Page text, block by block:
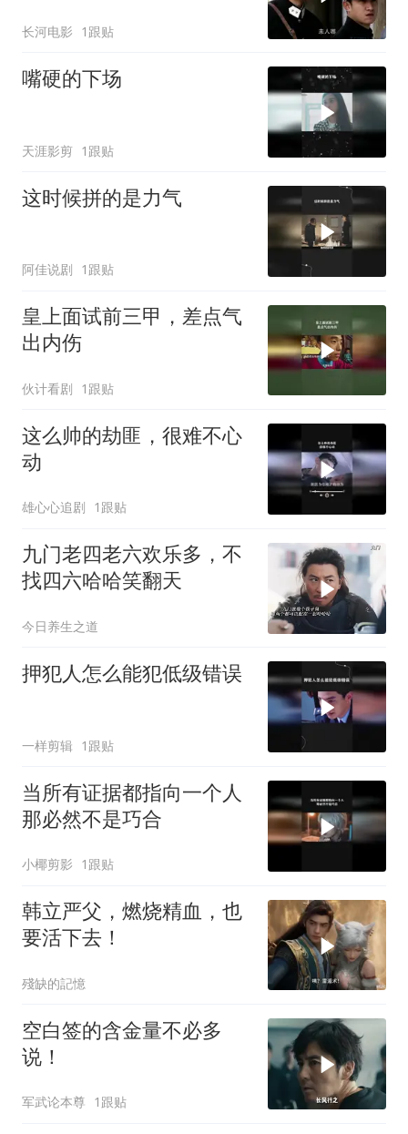
长河电影 1跟贴
嘴硬的下场
天涯影剪 1跟贴
这时候拼的是力气
阿佳说剧 1跟贴
皇上面试前三甲，差点气
出内伤
伙计看剧 1跟贴
这么帅的劫匪，很难不心
动
雄心心追剧 1跟贴
九门老四老六欢乐多，不
找四六哈哈笑翻天
今日养生之道
押犯人怎么能犯低级错误
一样剪辑 1跟贴
当所有证据都指向一个人
那必然不是巧合
小椰剪影 1跟贴
韩立严父，燃烧精血，也
要活下去！
殘缺的記憶
空白签的含金量不必多
说！
军武论本尊 1跟贴